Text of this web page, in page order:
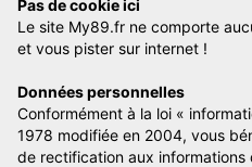
Pas de cookie ici
Le site My89.fr ne comporte
et vous pister sur internet !
Données personnelles
Conformément à la loi «
1978 modifiée en 2004, vous
de rectification aux